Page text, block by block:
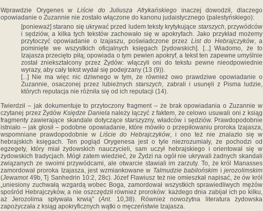
Wprawdzie Orygenes w Liście do Juliusza Afrykańskiego inaczej dowodził, dlaczego
opowiadanie o Zuzannie nie zostało włączone do kanonu judaistycznego (palestyńskiego):
[ponieważ] starano się ukrywać przed ludem teksty krytykujące starszych, przywódców
i sędziów, a kilka tych tekstów zachowało się w apokryfach. Jako przykład możemy
przytoczyć opowiadanie o Izajaszu, poświadczone przez List do Hebrajczyków, a
pominięte we wszystkich oficjalnych księgach [żydowskich]. [...] Wiadomo, że to
Izajasza przecięto piłą; opowiada o tym pewien apokryf, a tekst ten zapewne umyślnie
został zniekształcony przez Żydów: włączyli oni do tekstu pewne nieodpowiednie
wyrazy, aby cały tekst wydał się podejrzany (13 (9)).
[...] Nie ma więc nic dziwnego w tym, że również owo prawdziwe opowiadanie o
Zuzannie, osaczonej przez lubieżnychstarszych, zabrali i usunęli z Pisma ludzie,
których reputacja nie różniła się od ich reputacji (14).
Twierdził – jak dokumentuje to przytoczony fragment – że brak opowiadania o Zuzannie w
czytanej przez Żydów Księdze Danielanależy łączyć z faktem, że celowo usuwali oni z ksiąg
fragmenty zawierające skandale dotyczące starszyzny, władców i sędziów. Prawdopodobnie
istniało – jak głosił – podobne opowiadanie, które mówiło o przepiłowaniu proroka Izajasza,
wspomniane prawdopodobnie w Liście do Hebrajczyków, i ono też nie znalazło się w
hebrajskich księgach. Ten pogląd Orygenesa jest o tyle niezrozumiały, że pochodzi od
egzegety, który miał żydowskich nauczycieli, sam uczył hebrajskiego i orientował się w
żydowskich tradycjach. Mógł zatem wiedzieć, że Żydzi na ogół nie ukrywali żadnych skandali
związanych ze swoimi przywódcami, ale otwarcie stawiali im zarzuty. To, że król Manasses
zamordował proroka Izajasza, jest wzmiankowane w Talmudzie babilońskim ijerozolimskim
(Jewamot49b, Tj Sanhedrin 10:2, 28c). Józef Flawiusz też nie omieszkał napisać, że ów król
„uniesiony zuchwałą wzgardą wobec Boga, zamordował wszystkich sprawiedliwych mężów
spośród Hebrajczyków, a nie oszczędził również proroków: każdego dnia zabijał ich po kilku,
aż Jerozolima spływała krwią” (Ant. 10,38). Również nowożytna literatura żydowska
zapożyczała z ksiąg apokryficznych wątki o męczeństwie Izajasza.